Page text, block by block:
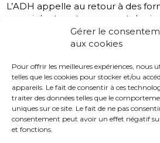
Gérer le
aux cookies
Pour offrir les meilleures expériences, nous
telles que les cookies pour stocker et/ou
appareils. Le fait de consentir à ces
traiter des données telles que le
uniques sur ce site. Le fait de ne pas
consentement peut avoir un effet négatif
et fonctions.
L’ADH appelle au retour à des
non-violentes et au respect des
l’hôpital public, se dévouent au
Le président, Frédéric Boiron,
A télécharger :
Communiqué ADH – Hôpital